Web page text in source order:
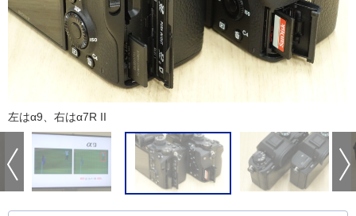
左はα9、右はα7R II